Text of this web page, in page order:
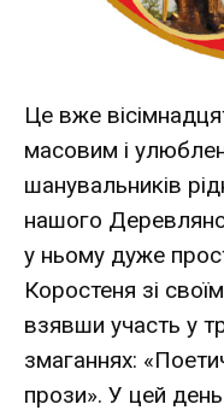
Це вже
масовим і
шанувальників
нашого
у ньому дуже
Коростеня зі
взявши участь у
змаганнях:
прози». У цей